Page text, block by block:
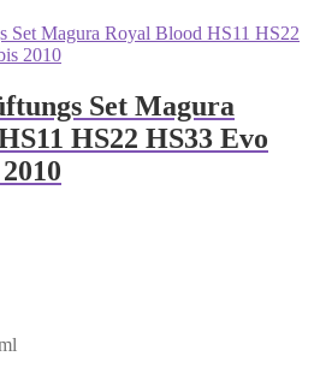
Set Magura
HS22 HS33 Evo